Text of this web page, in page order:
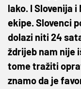
lako. I Slovenija
ekipe. Slovenci
dolazi niti 24
ždrijeb nam nije
tome tražiti
znamo da je